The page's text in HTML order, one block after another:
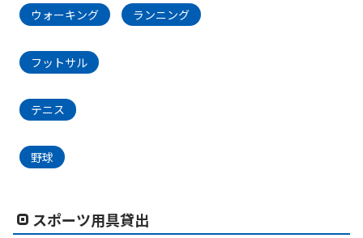
ウォーキング ランニング
フットサル
テニス
野球
スポーツ用具貸出